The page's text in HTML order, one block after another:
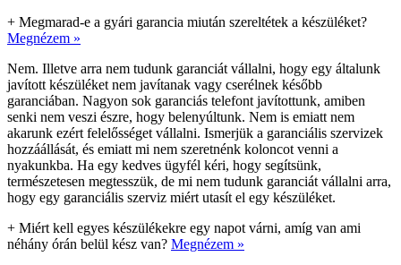
+ Megmarad-e a gyári garancia miután szereltétek a készüléket?
Megnézem »
Nem. Illetve arra nem tudunk garanciát vállalni, hogy egy általunk
javított készüléket nem javítanak vagy cserélnek később
garanciában. Nagyon sok garanciás telefont javítottunk, amiben
senki nem veszi észre, hogy belenyúltunk. Nem is emiatt nem
akarunk ezért felelősséget vállalni. Ismerjük a garanciális szervizek
hozzáállását, és emiatt mi nem szeretnénk koloncot venni a
nyakunkba. Ha egy kedves ügyfél kéri, hogy segítsünk,
természetesen megtesszük, de mi nem tudunk garanciát vállalni arra,
hogy egy garanciális szerviz miért utasít el egy készüléket.
+ Miért kell egyes készülékekre egy napot várni, amíg van ami
néhány órán belül kész van? Megnézem »